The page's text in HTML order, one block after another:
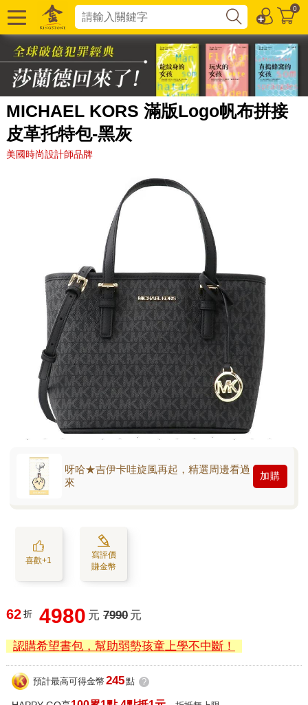
0
MICHAEL KORS 滿版Logo帆布拼接
皮革托特包-黑灰
美國時尚設計師品牌
呀哈★吉伊卡哇旋風再起，精選周邊看過
來
加購
喜歡+1
寫評價
賺金幣
62 折 4980 元 7990 元
認購希望書包，幫助弱勢孩童上學不中斷！
預計最高可得金幣 245點 ?